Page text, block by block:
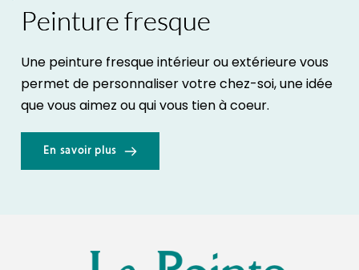
Peinture fresque
Une peinture fresque intérieur ou extérieure vous
permet de personnaliser votre chez-soi, une idée
que vous aimez ou qui vous tien à coeur.
En savoir plus